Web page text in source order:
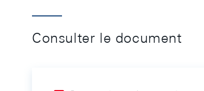
Consulter le document